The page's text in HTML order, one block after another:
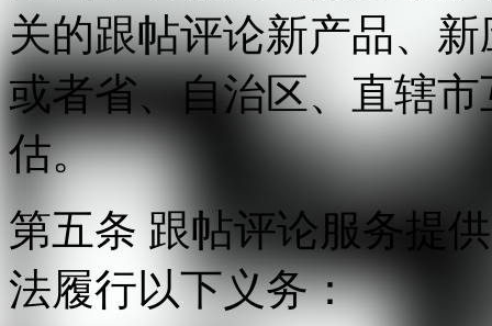
关的跟帖评论新产品、
或者省、自治区、直辖
估。
第五条 跟帖评论服务提
法履行以下义务：